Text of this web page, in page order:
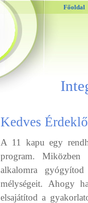
Főoldal
Kedves
A 11 kapu egy
program. Miközben
alkalomra
mélységeit. Ahogy
elsajátítod a